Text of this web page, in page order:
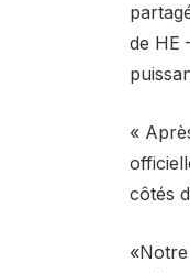
de HE
«
côtés